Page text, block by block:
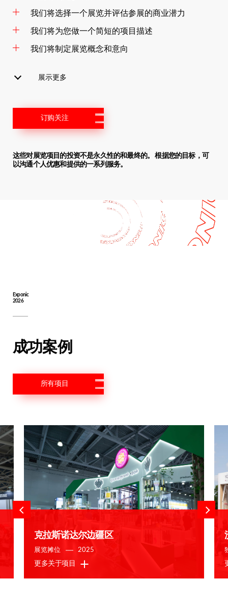
我们将选择一个展览并评估参展的商业潜力
我们将为您做一个简短的项目描述
我们将制定展览概念和意向
展示更多
订购关注
这些对展览项目的投资不是永久性的和最终的。 根据您的目标，可
以沟通个人优惠和提供的一系列服务。
Exponic
2026
成功案例
所有项目
克拉斯诺达尔边疆区
展览摊位 2025
更多关于项目